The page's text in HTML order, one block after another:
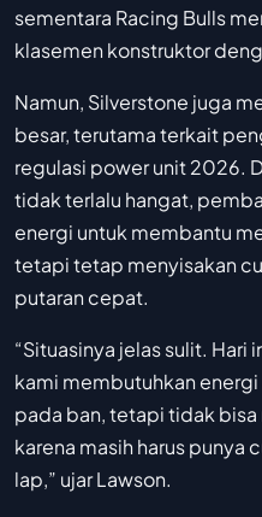
sementara Racing Bulls
klasemen konstruktor
Namun, Silverstone juga
besar, terutama terkait
regulasi power unit 2026.
tidak terlalu hangat,
energi untuk membantu
tetapi tetap menyisakan
putaran cepat.
“Situasinya jelas sulit. Hari
kami membutuhkan
pada ban, tetapi tidak
karena masih harus punya
lap,” ujar Lawson.